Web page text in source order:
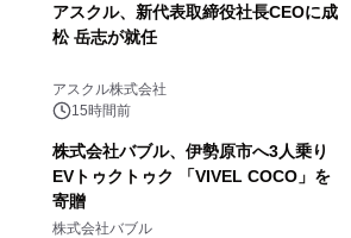
アスクル、新代表取締役社長CEOに成
松 岳志が就任
アスクル株式会社
15時間前
株式会社バブル、伊勢原市へ3人乗り
EVトゥクトゥク 「VIVEL COCO」を
寄贈
株式会社バブル